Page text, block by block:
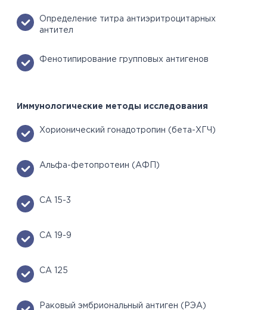
Определение титра антиэритроцитарных
антител
Фенотипирование групповых антигенов
Иммунологические методы исследования
Хорионический гонадотропин (бета-ХГЧ)
Альфа-фетопротеин (АФП)
СА 15-3
СА 19-9
СА 125
Раковый эмбриональный антиген (РЭА)